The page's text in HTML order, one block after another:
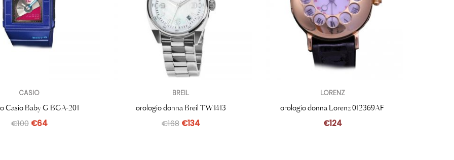
CASIO
Casio Baby G BGA-201
€100 €64
BREIL
orologio donna Breil TW1413
€168 €134
LORENZ
orologio donna Lorenz 012369AF
€124